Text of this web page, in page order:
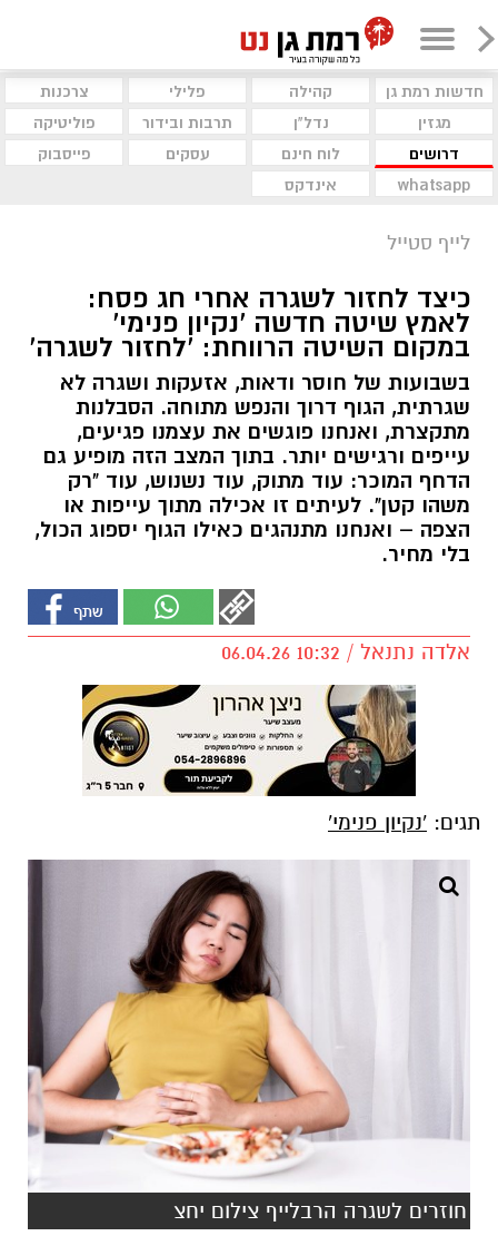
חדשות רמת גן קהילה פלילי
צרכנות
מגזין
נדל"ן תרבות ובידור
פוליטיקה
דרושים
לוח חינם עסקים
פייסבוק
whatsapp
אינדקס
לייף סטייל
כיצד לחזור לשגרה אחרי חג פסח:
לאמץ שיטה חדשה 'נקיון פנימי'
במקום השיטה הרווחת: 'לחזור לשגרה'
בשבועות של חוסר ודאות, אזעקות ושגרה לא
שגרתית, הגוף דרוך והנפש מתוחה. הסבלנות
מתקצרת, ואנחנו פוגשים את עצמנו פגיעים,
עייפים ורגישים יותר. בתוך המצב הזה מופיע גם
הדחף המוכר: עוד מתוק, עוד נשנוש, עוד "רק
משהו קטן". לעיתים זו אכילה מתוך עייפות או
הצפה – ואנחנו מתנהגים כאילו הגוף יספוג הכול,
בלי מחיר.
אלדה נתנאל / 10:32 06.04.26
תגים: 'נקיון פנימי'
חוזרים לשגרה הרבלייף צילום יחצ